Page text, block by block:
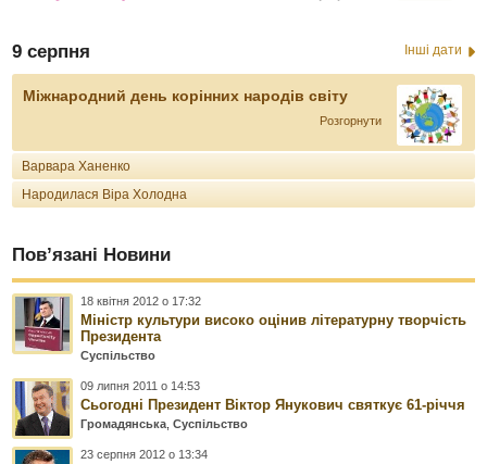
9 серпня Інші дати
Міжнародний день корінних народів світу
Розгорнути
Варвара Ханенко
Народилася Віра Холодна
Пов’язані Новини
18 квітня 2012 о 17:32
Міністр культури високо оцінив літературну творчість
Президента
Суспільство
09 липня 2011 о 14:53
Сьогодні Президент Віктор Янукович святкує 61-річчя
Громадянська,Суспільство
23 серпня 2012 о 13:34